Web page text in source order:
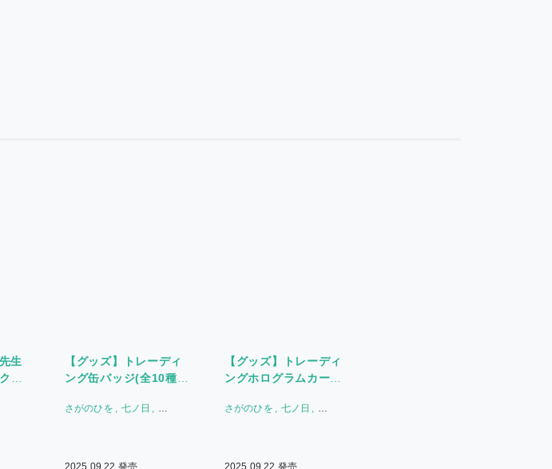
生
リ
【グッズ】トレーディ
ング缶バッジ(全10種)
15th Anniversary
さがのひを
七ノ日
茉白あさひな
千年藍乃
2025.09.22 発売
【グッズ】トレーディ
ングホログラムカード
〈HorinLoveBooks
さがのひを
七ノ日
茉白あさひな
千年藍乃
2025.09.22 発売